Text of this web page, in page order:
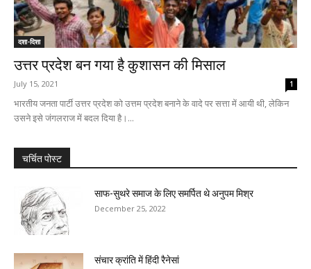
दशा-दिशा
उत्तर प्रदेश बन गया है कुशासन की मिसाल
July 15, 2021 1
भारतीय जनता पार्टी उत्तर प्रदेश को उत्तम प्रदेश बनाने के वादे पर सत्ता में आयी थी, लेकिन
उसने इसे जंगलराज में बदल दिया है।...
चर्चित पोस्ट
साफ-सुथरे समाज के लिए समर्पित थे अनुपम मिश्र
December 25, 2022
संचार क्रांति‍ में हिंदी रैनेसां